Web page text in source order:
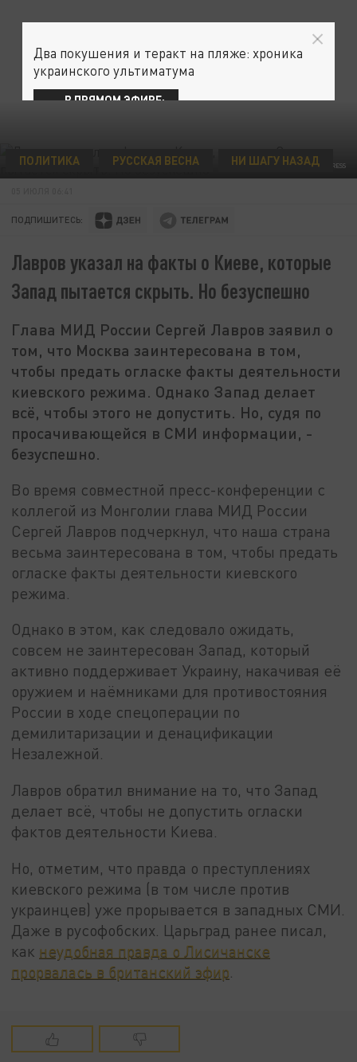
© MFA RUSSIA/GLOBALLOOKPRESS
ПОЛИТИКА РУССКАЯ ВЕСНА НИ ШАГУ НАЗАД
ПОДПИШИТЕСЬ:
Лавров указал на факты о Киеве, которые
Запад пытается скрыть. Но безуспешно
Глава МИД России Сергей Лавров заявил о
том, что Москва заинтересована в том,
чтобы предать огласке факты деятельности
киевского режима. Однако Запад делает
всё, чтобы этого не допустить. Но, судя по
просачивающейся в СМИ информации, -
безуспешно.
Во время совместной пресс-конференции с
коллегой из Монголии глава МИД России
Сергей Лавров подчеркнул, что наша страна
весьма заинтересована в том, чтобы предать
огласке факты деятельности киевского
режима.
Однако в этом, как следовало ожидать,
совсем не заинтересован Запад, который
активно поддерживает Украину, накачивая её
оружием и наёмниками для противостояния
России в ходе спецоперации по
демилитаризации и денацификации
Незалежной.
Лавров обратил внимание на то, что Запад
делает всё, чтобы не допустить огласки
фактов деятельности Киева.
Но, отметим, что правда о преступлениях
киевского режима (в том числе против
украинцев) уже прорывается в западных СМИ.
Даже в русофобских. Царьград ранее писал,
как неудобная правда о Лисичанске
прорвалась в британский эфир
Два покушения и теракт на пляже: хроника
украинского ультиматума
В ПРЯМОМ ЭФИРЕ: